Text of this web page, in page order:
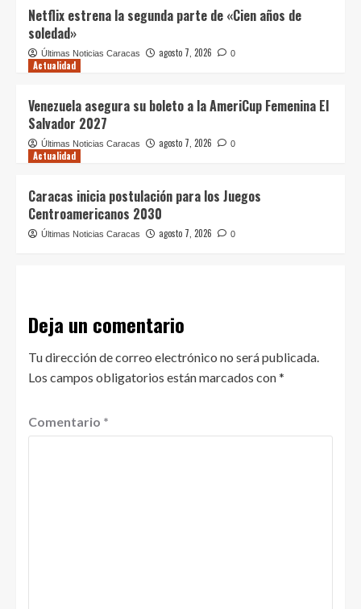
Netflix estrena la segunda parte de «Cien años de
soledad»
Últimas Noticias Caracas agosto 7, 2026 0
Actualidad
Venezuela asegura su boleto a la AmeriCup Femenina El
Salvador 2027
Últimas Noticias Caracas agosto 7, 2026 0
Actualidad
Caracas inicia postulación para los Juegos
Centroamericanos 2030
Últimas Noticias Caracas agosto 7, 2026 0
Deja un comentario
Tu dirección de correo electrónico no será publicada.
Los campos obligatorios están marcados con*
Comentario *